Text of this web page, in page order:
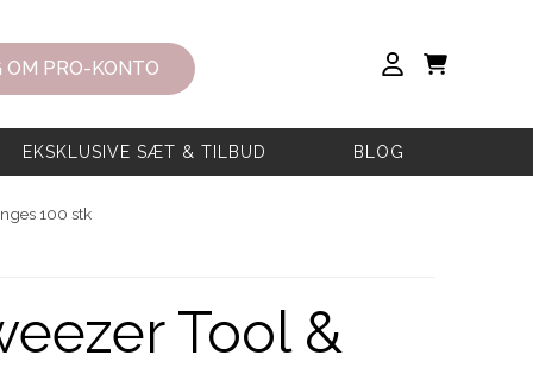
OM PRO-KONTO
EKSKLUSIVE SÆT & TILBUD BLOG
100 stk
Tool &